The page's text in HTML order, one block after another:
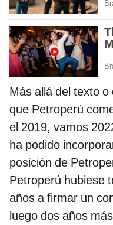
Más allá del texto
que Petroperú
el 2019, vamos
ha podido
posición de
Petroperú hubiese
años a firmar un
luego dos años